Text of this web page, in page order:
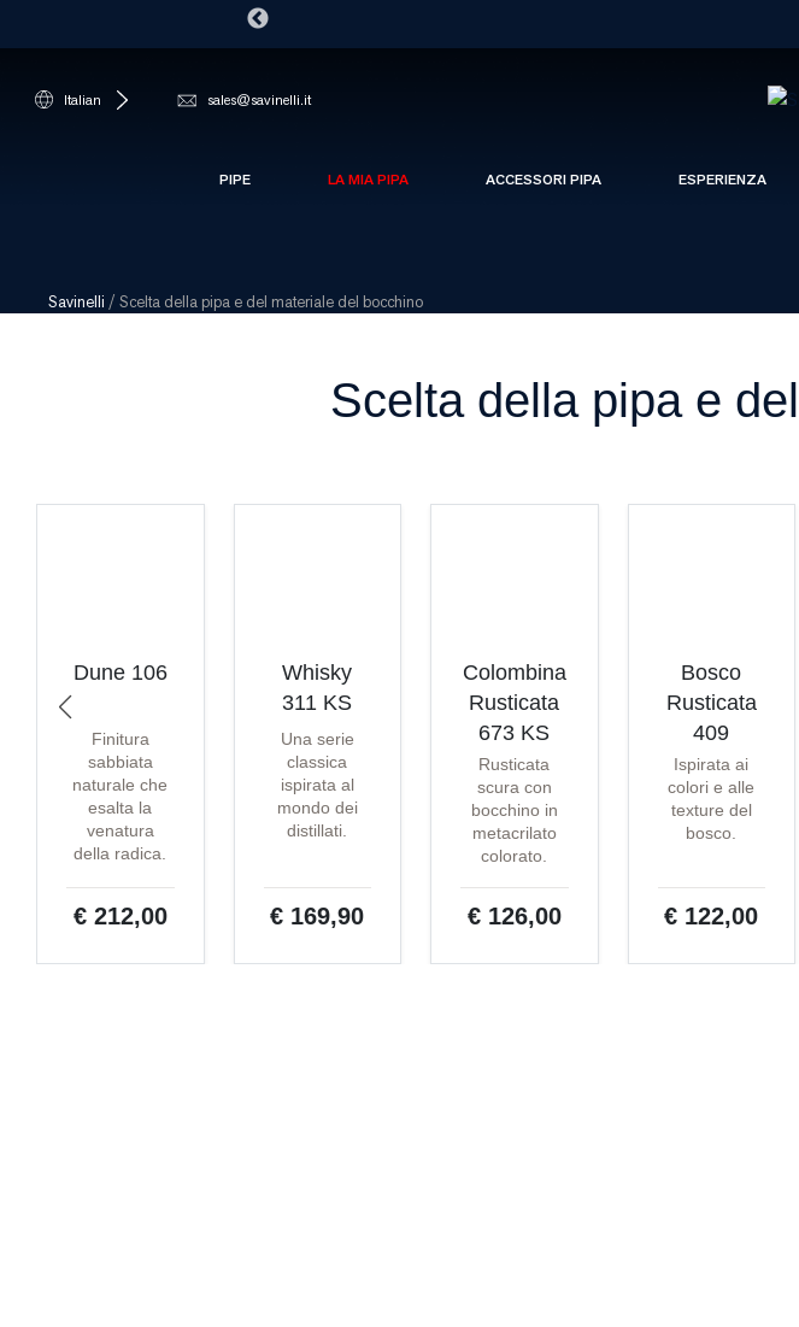
Italian sales@savinelli.it
PIPE LA MIA PIPA ACCESSORI PIPA ESPERIENZA
Savinelli / Scelta della pipa e del materiale del bocchino
Scelta della pipa e
Dune 106
Finitura
sabbiata
naturale che
esalta la
venatura
della radica.
€ 212,00
Whisky
311 KS
Una serie
classica
ispirata al
mondo dei
distillati.
€ 169,90
Colombina
Rusticata
673 KS
Rusticata
scura con
bocchino in
metacrilato
colorato.
€ 126,00
Bosco
Rusticata
409
Ispirata ai
colori e alle
texture del
bosco.
€ 122,00